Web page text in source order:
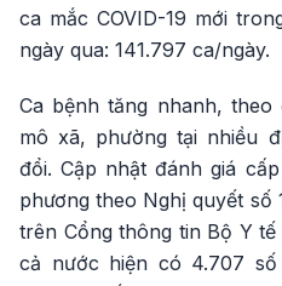
ca mắc COVID-19 mới
ngày qua: 141.797 ca/ngày.
Ca bệnh tăng nhanh,
mô xã, phường tại nhiều
đổi. Cập nhật đánh giá
phương theo Nghị quyết số
trên Cổng thông tin Bộ Y
cả nước hiện có 4.707